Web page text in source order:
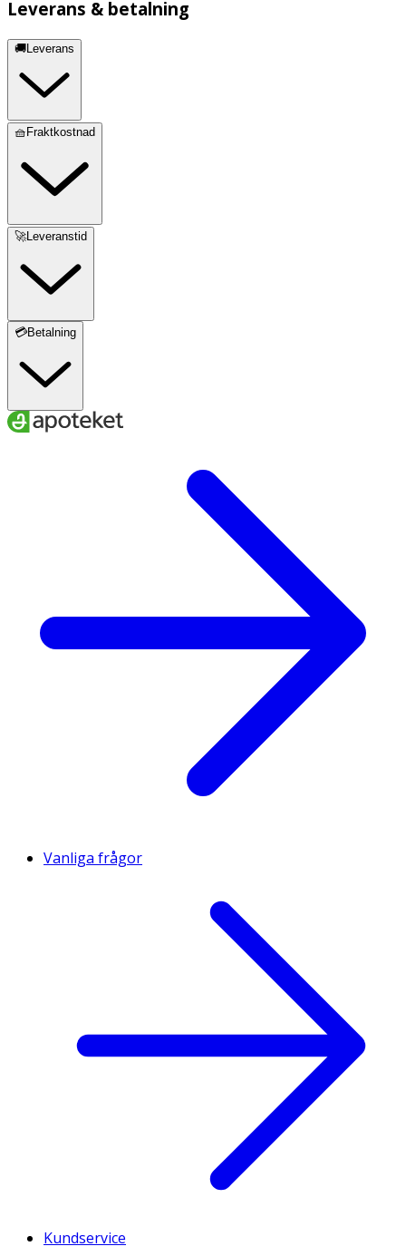
Leverans & betalning
🚚Leverans
🧺Fraktkostnad
🚀Leveranstid
💳Betalning
Vanliga frågor
Kundservice